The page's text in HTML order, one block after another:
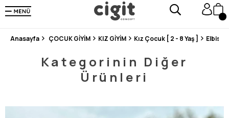
250.000'DEN FAZLA DEĞERLENDİRMEDE 5 ÜZERİNDEN 4.8 PUAN ALDI ⭐⭐⭐⭐⭐
3 MİLYONDAN FAZLA MUTLU MÜŞTERİ ❤️ 10 MİLYON ÜRÜN
Anasayfa ÇOCUK GİYİM KIZ GİYİM Kız Çocuk [ 2 - 8 Yaş ] Elbise
Kategorinin Diğer
Ürünleri